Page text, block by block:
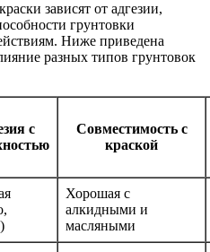
зависят от адгезии,
грунтовки
Ниже приведена
разных типов грунтовок
с
Совместимость с
краской
Хорошая с
алкидными и
масляными